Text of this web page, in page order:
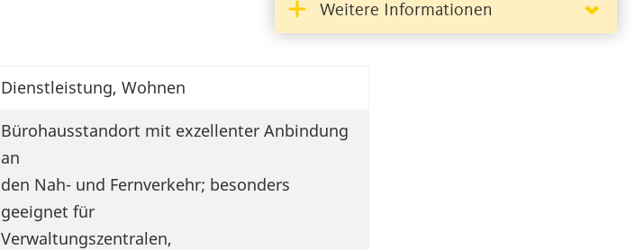
Weitere Informationen
Dienstleistung, Wohnen
Bürohausstandort mit exzellenter Anbindung
an
den Nah- und Fernverkehr; besonders
geeignet für
Verwaltungszentralen,